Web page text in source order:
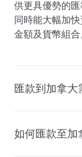
供更具優勢的
同時能大幅加
金額及貨幣組合
匯款到加拿大
如何匯款至加